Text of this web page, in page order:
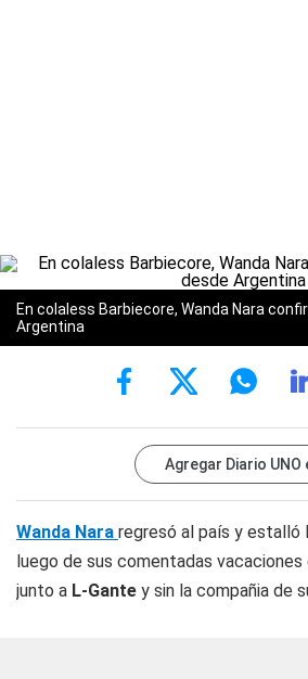
En colaless Barbiecore, Wanda Nara
Argentina
Agregar Diario UNO
Wanda Nara regresó al país y estalló
luego de sus comentadas vacaciones
junto a L-Gante y sin la compañia de